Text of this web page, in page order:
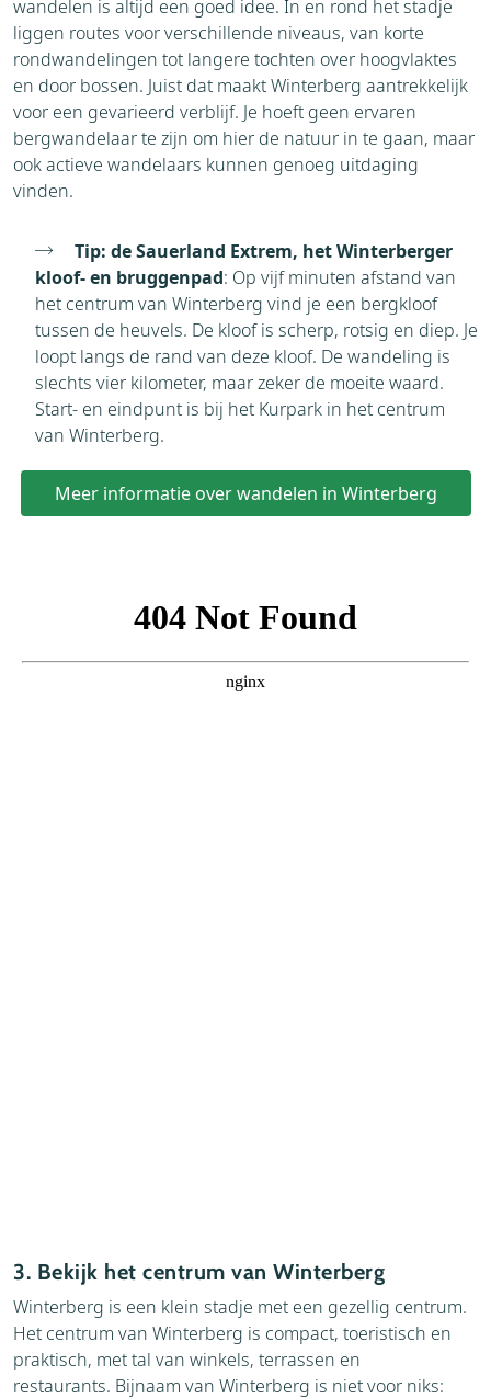
wandelen is altijd een goed idee. In en rond het stadje
liggen routes voor verschillende niveaus, van korte
rondwandelingen tot langere tochten over hoogvlaktes
en door bossen. Juist dat maakt Winterberg aantrekkelijk
voor een gevarieerd verblijf. Je hoeft geen ervaren
bergwandelaar te zijn om hier de natuur in te gaan, maar
ook actieve wandelaars kunnen genoeg uitdaging
vinden.
Tip: de Sauerland Extrem, het Winterberger
kloof- en bruggenpad: Op vijf minuten afstand van
het centrum van Winterberg vind je een bergkloof
tussen de heuvels. De kloof is scherp, rotsig en diep. Je
loopt langs de rand van deze kloof. De wandeling is
slechts vier kilometer, maar zeker de moeite waard.
Start- en eindpunt is bij het Kurpark in het centrum
van Winterberg.
Meer informatie over wandelen in Winterberg
3. Bekijk het centrum van Winterberg
Winterberg is een klein stadje met een gezellig centrum.
Het centrum van Winterberg is compact, toeristisch en
praktisch, met tal van winkels, terrassen en
restaurants. Bijnaam van Winterberg is niet voor niks: